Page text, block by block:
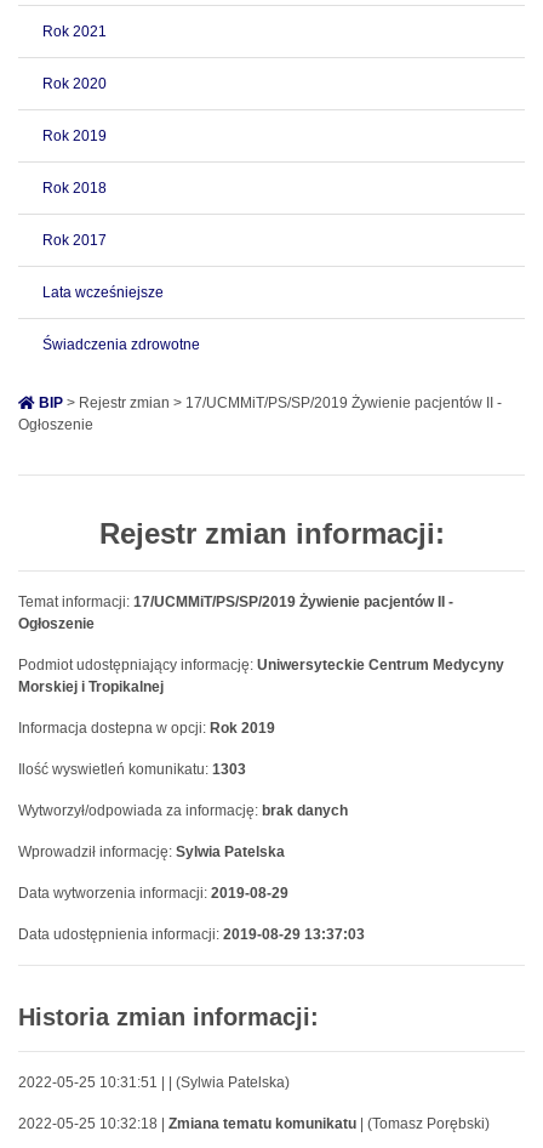
Rok 2021
Rok 2020
Rok 2019
Rok 2018
Rok 2017
Lata wcześniejsze
Świadczenia zdrowotne
BIP > Rejestr zmian > 17/UCMMiT/PS/SP/2019 Żywienie pacjentów II -
Ogłoszenie
Rejestr zmian informacji:
Temat informacji: 17/UCMMiT/PS/SP/2019 Żywienie pacjentów II -
Ogłoszenie
Podmiot udostępniający informację: Uniwersyteckie Centrum Medycyny
Morskiej i Tropikalnej
Informacja dostepna w opcji: Rok 2019
Ilość wyswietleń komunikatu: 1303
Wytworzył/odpowiada za informację: brak danych
Wprowadził informację: Sylwia Patelska
Data wytworzenia informacji: 2019-08-29
Data udostępnienia informacji: 2019-08-29 13:37:03
Historia zmian informacji:
2022-05-25 10:31:51 | | (Sylwia Patelska)
2022-05-25 10:32:18 | Zmiana tematu komunikatu | (Tomasz Porębski)